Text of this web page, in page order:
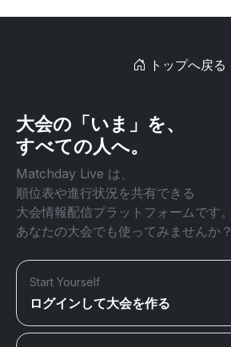
トップへ戻る
大会の「いま」を、
すべての人へ。
Matchday Live は、
順位表や進行状況を共有できる
大会情報配信プラットフォームです。
あなたの大会でも使ってみませんか？
Start Yourself
ログインして大会を作る